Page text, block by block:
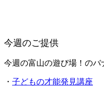
今週のご提供
今週の富山の遊び場！のバ
・ 子どもの才能発見講座